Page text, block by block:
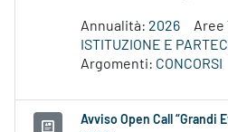
Annualità: 2026
Aree
ISTITUZIONE E
Argomenti: CONCORSI
Avviso Open Call “Grandi